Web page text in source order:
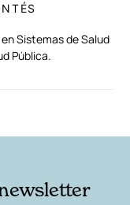
Sistemas de Salud
Pública.